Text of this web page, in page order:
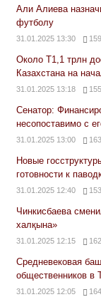
Али Алиева
футболу
31.01.2025 13:30
Около Т1,1 трлн
Казахстана на
31.01.2025 13:18
Сенатор:
несопоставимо с
31.01.2025 13:00
Новые
готовности к
31.01.2025 12:40
Чинкисбаева
халқына»
31.01.2025 12:15
Средневековая
общественников в
31.01.2025 12:05